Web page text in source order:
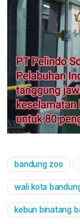
bandung zoo
wali kota
kebun binatang